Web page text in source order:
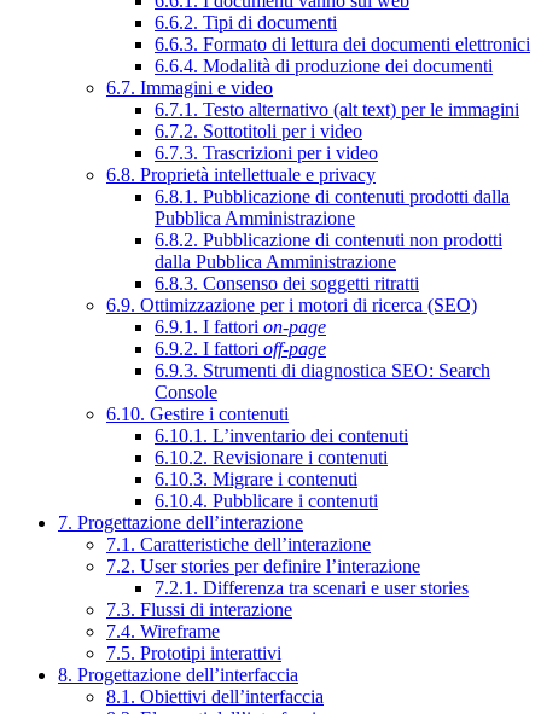
6.6.2. Tipi di documenti
6.6.3. Formato di lettura dei documenti elettronici
6.6.4. Modalità di produzione dei documenti
6.7. Immagini e video
6.7.1. Testo alternativo (alt text) per le immagini
6.7.2. Sottotitoli per i video
6.7.3. Trascrizioni per i video
6.8. Proprietà intellettuale e privacy
6.8.1. Pubblicazione di contenuti prodotti dalla
Pubblica Amministrazione
6.8.2. Pubblicazione di contenuti non prodotti
dalla Pubblica Amministrazione
6.8.3. Consenso dei soggetti ritratti
6.9. Ottimizzazione per i motori di ricerca (SEO)
6.9.1. I fattori on-page
6.9.2. I fattori off-page
6.9.3. Strumenti di diagnostica SEO: Search
Console
6.10. Gestire i contenuti
6.10.1. L’inventario dei contenuti
6.10.2. Revisionare i contenuti
6.10.3. Migrare i contenuti
6.10.4. Pubblicare i contenuti
7. Progettazione dell’interazione
7.1. Caratteristiche dell’interazione
7.2. User stories per definire l’interazione
7.2.1. Differenza tra scenari e user stories
7.3. Flussi di interazione
7.4. Wireframe
7.5. Prototipi interattivi
8. Progettazione dell’interfaccia
8.1. Obiettivi dell’interfaccia